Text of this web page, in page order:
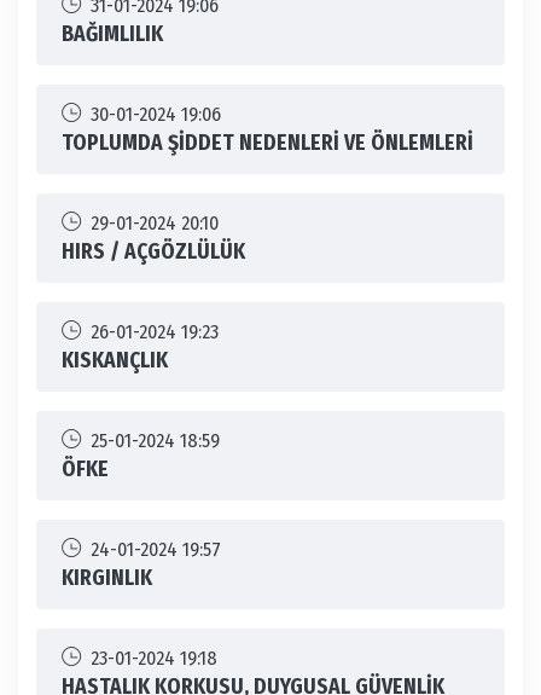
31-01-2024 19:06
BAĞIMLILIK
30-01-2024 19:06
TOPLUMDA ŞİDDET NEDENLERİ VE ÖNLEMLERİ
29-01-2024 20:10
HIRS / AÇGÖZLÜLÜK
26-01-2024 19:23
KISKANÇLIK
25-01-2024 18:59
ÖFKE
24-01-2024 19:57
KIRGINLIK
23-01-2024 19:18
HASTALIK KORKUSU, DUYGUSAL GÜVENLİK